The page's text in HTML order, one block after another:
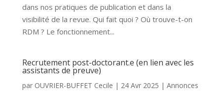
dans nos pratiques de publication et dans la
visibilité de la revue. Qui fait quoi ? Où trouve-t-on
RDM ? Le fonctionnement...
Recrutement post-doctorant.e (en lien avec les
assistants de preuve)
par OUVRIER-BUFFET Cecile | 24 Avr 2025 | Annonces